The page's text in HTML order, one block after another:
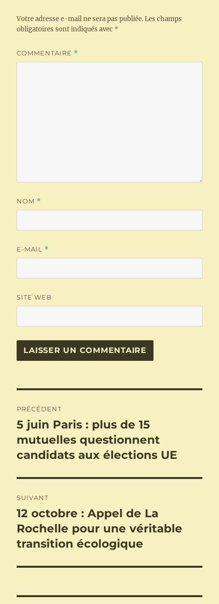
Votre adresse e-mail ne sera pas publiée. Les champs
obligatoires sont indiqués avec *
COMMENTAIRE *
NOM *
E-MAIL *
SITE WEB
de
l’article
PRÉCÉDENT
Publication
précédente :
5 juin Paris : plus de 15
mutuelles questionnent
candidats aux élections UE
SUIVANT
Publication
suivante :
12 octobre : Appel de La
Rochelle pour une véritable
transition écologique